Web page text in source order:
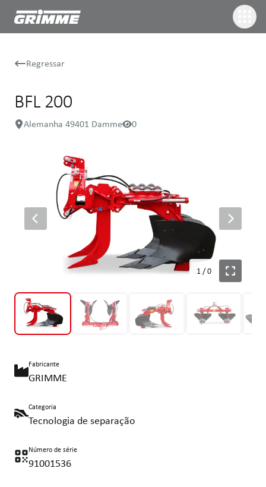
Regressar
BFL 200
Alemanha 49401 Damme 0
1/0
Fabricante
GRIMME
Categoria
Tecnologia de separação
Número de série
91001536